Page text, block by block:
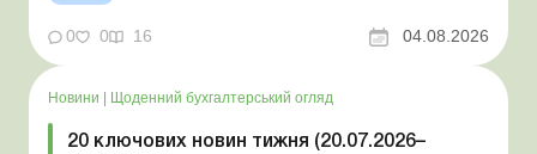
одноразові статистичні форми З 2 серпня змінюється
порядок зарахування окремих періодів роботи до стр...
0 0 16 04.08.2026
Новини | Щоденний бухгалтерський огляд
20 ключових новин тижня (20.07.2026–